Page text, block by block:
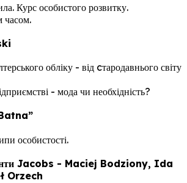
Курс особистого розвитку.
часом.
обліку - від cтародавнього світу
- мода чи необхідність?
особистості.
Jacobs - Maciej Bodziony, Ida
Orzech